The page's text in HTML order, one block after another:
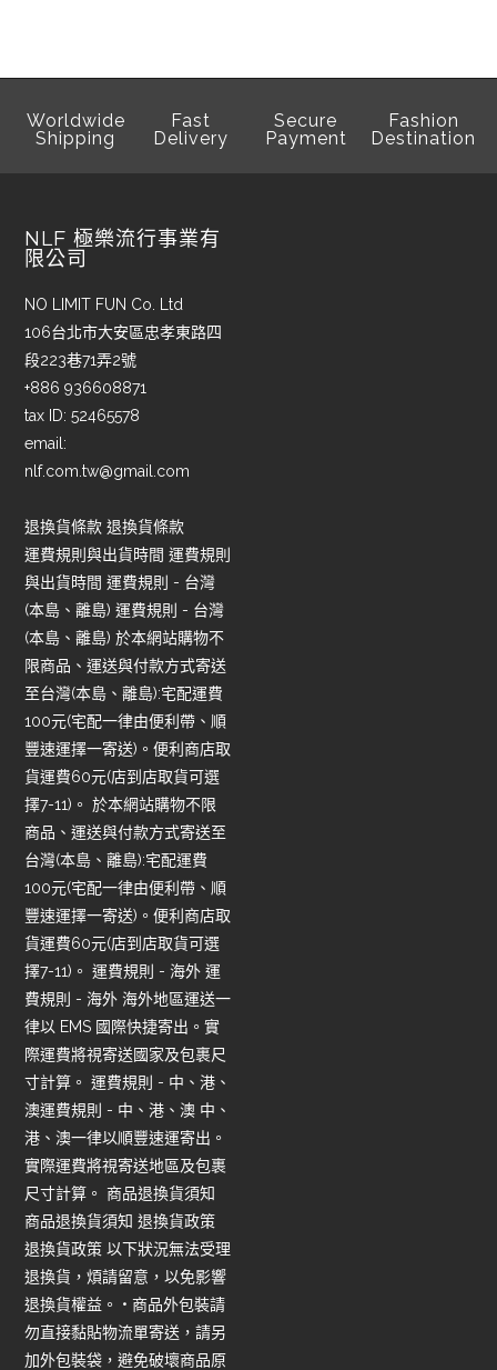
Worldwide
Shipping
Fast
Delivery
Secure
Payment
Fashion
Destination
NLF 極樂流行事業有
限公司
NO LIMIT FUN Co. Ltd
106台北市大安區忠孝東路四
段223巷71弄2號
+886 936608871
tax ID: 52465578
email:
nlf.com.tw@gmail.com
退換貨條款 退換貨條款
運費規則與出貨時間 運費規則
與出貨時間 運費規則 - 台灣
(本島、離島) 運費規則 - 台灣
(本島、離島) 於本網站購物不
限商品、運送與付款方式寄送
至台灣(本島、離島):宅配運費
100元(宅配一律由便利帶、順
豐速運擇一寄送)。便利商店取
貨運費60元(店到店取貨可選
擇7-11)。 於本網站購物不限
商品、運送與付款方式寄送至
台灣(本島、離島):宅配運費
100元(宅配一律由便利帶、順
豐速運擇一寄送)。便利商店取
貨運費60元(店到店取貨可選
擇7-11)。 運費規則 - 海外 運
費規則 - 海外 海外地區運送一
律以 EMS 國際快捷寄出。實
際運費將視寄送國家及包裹尺
寸計算。 運費規則 - 中、港、
澳運費規則 - 中、港、澳 中、
港、澳一律以順豐速運寄出。
實際運費將視寄送地區及包裹
尺寸計算。 商品退換貨須知
商品退換貨須知 退換貨政策
退換貨政策 以下狀況無法受理
退換貨，煩請留意，以免影響
退換貨權益。 • 商品外包裝請
勿直接黏貼物流單寄送，請另
加外包裝袋，避免破壞商品原